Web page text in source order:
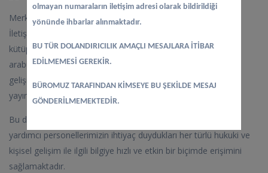
Merkezimizde, Kayseri’nin en büyük Hukuk, Arabuluculuk ve
İletişim içerikli kütüphanelerinden birisi bulunmaktadır. Bu
kütüphanede, piyasaya çıkan hemen her yeni hukuk ve
arabuluculuk üzerine kitaplar, müzakere teknikleri ve kişisel
gelişim kitapları, psikoloji kitapları ile çok sayıda süreli hukuk
yayını bulunmaktadır.
Bu durum merkezimizdeki tüm avukat ve arabulucuların ve
yardımcı personellerimizin ihtiyaç duydukları her türlü hukuki ve
kişisel gelişim ile ilgili bilgiye hızlı ve etkin bir biçimde erişimini
sağlamaktadır.
olmayan numaraların iletişim adresi olarak bildirildiği
yönünde ihbarlar alınmaktadır.
BU TÜR DOLANDIRICILIK AMAÇLI MESAJLARA İTİBAR
EDİLMEMESİ GEREKİR.
BÜROMUZ TARAFINDAN KİMSEYE BU ŞEKİLDE MESAJ
GÖNDERİLMEMEKTEDİR.